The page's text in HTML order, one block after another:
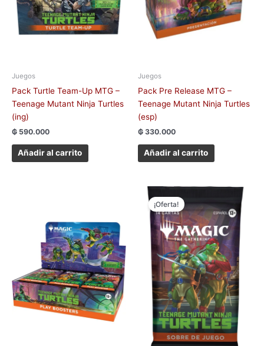
Juegos
Pack Turtle Team-Up MTG –
Teenage Mutant Ninja Turtles
(ing)
₲ 590.000
Añadir al carrito
Juegos
Pack Pre Release MTG –
Teenage Mutant Ninja Turtles
(esp)
₲ 330.000
Añadir al carrito
¡Oferta!
precio
original
era:
₲ 55.000.
actual
es:
₲ 50.000.